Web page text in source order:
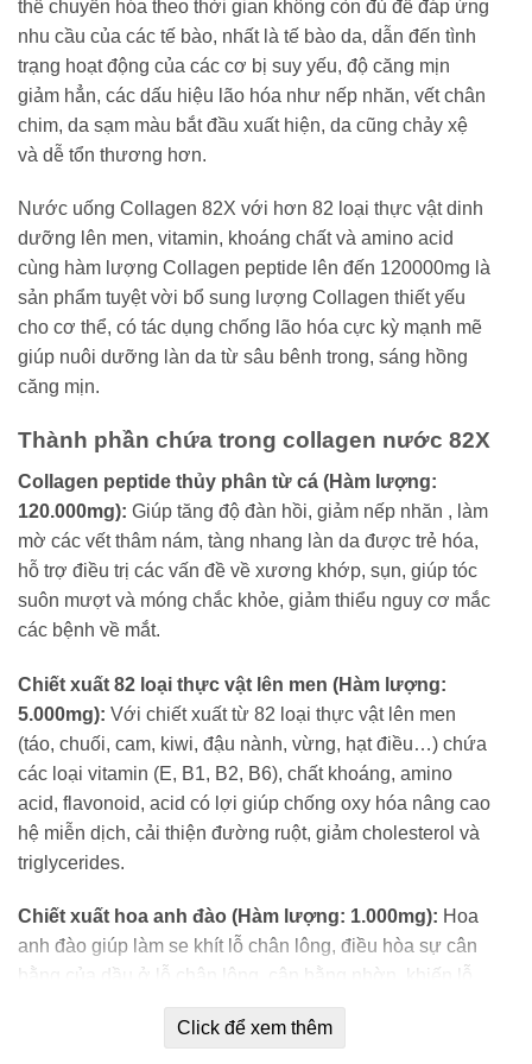
thể chuyển hóa theo thời gian không còn đủ để đáp ứng
nhu cầu của các tế bào, nhất là tế bào da, dẫn đến tình
trạng hoạt động của các cơ bị suy yếu, độ căng mịn
giảm hẳn, các dấu hiệu lão hóa như nếp nhăn, vết chân
chim, da sạm màu bắt đầu xuất hiện, da cũng chảy xệ
và dễ tổn thương hơn.
Nước uống Collagen 82X với hơn 82 loại thực vật dinh
dưỡng lên men, vitamin, khoáng chất và amino acid
cùng hàm lượng Collagen peptide lên đến 120000mg là
sản phẩm tuyệt vời bổ sung lượng Collagen thiết yếu
cho cơ thể, có tác dụng chống lão hóa cực kỳ mạnh mẽ
giúp nuôi dưỡng làn da từ sâu bênh trong, sáng hồng
căng mịn.
Thành phần chứa trong collagen nước 82X
Collagen peptide thủy phân từ cá (Hàm lượng:
120.000mg): Giúp tăng độ đàn hồi, giảm nếp nhăn , làm
mờ các vết thâm nám, tàng nhang làn da được trẻ hóa,
hỗ trợ điều trị các vấn đề về xương khớp, sụn, giúp tóc
suôn mượt và móng chắc khỏe, giảm thiểu nguy cơ mắc
các bệnh về mắt.
Chiết xuất 82 loại thực vật lên men (Hàm lượng:
5.000mg): Với chiết xuất từ 82 loại thực vật lên men
(táo, chuối, cam, kiwi, đậu nành, vừng, hạt điều…) chứa
các loại vitamin (E, B1, B2, B6), chất khoáng, amino
acid, flavonoid, acid có lợi giúp chống oxy hóa nâng cao
hệ miễn dịch, cải thiện đường ruột, giảm cholesterol và
triglycerides.
Chiết xuất hoa anh đào (Hàm lượng: 1.000mg): Hoa
anh đào giúp làm se khít lỗ chân lông, điều hòa sự cân
bằng của dầu ở lỗ chân lông, cân bằng nhờn, khiến lỗ
chân lông được thu nhỏ và có độ căng mịn, giúp da
trắng hồng lên từng ngày.Click để xem thêm